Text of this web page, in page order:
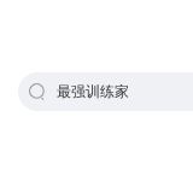
最强训练家